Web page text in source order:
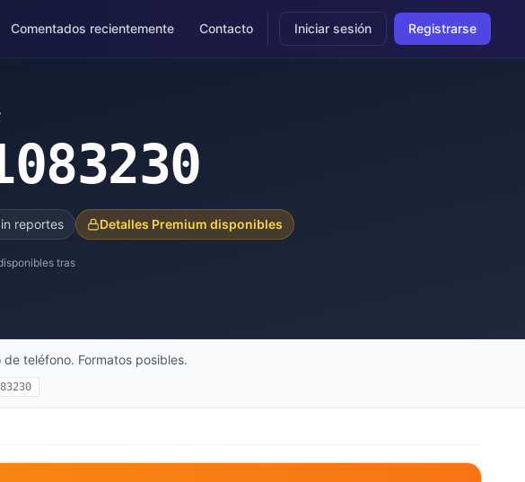
Comentados recientemente Contacto Iniciar sesión Registrarse
reportes Detalles Premium disponibles
tras
teléfono. Formatos posibles.